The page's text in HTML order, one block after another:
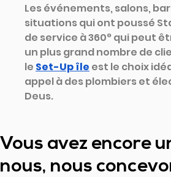
Les événements, salons,
situations qui ont poussé
de service à 360° qui peut
un plus grand nombre de
le Set-Up île est le choix
appel à des plombiers et
Deus.
Vous avez encore
nous, nous